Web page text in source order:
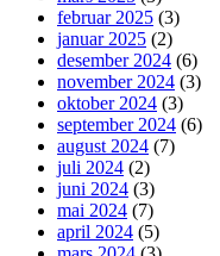
februar 2025 (3)
januar 2025 (2)
desember 2024 (6)
november 2024 (3)
oktober 2024 (3)
september 2024 (6)
august 2024 (7)
juli 2024 (2)
juni 2024 (3)
mai 2024 (7)
april 2024 (5)